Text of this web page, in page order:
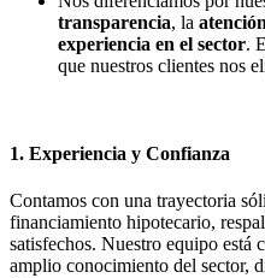
transparencia, la
experiencia en el sector.
que nuestros clientes nos
1. Experiencia y Confianza
Contamos con una trayectoria
financiamiento hipotecario,
satisfechos. Nuestro equipo está
amplio conocimiento del sector,